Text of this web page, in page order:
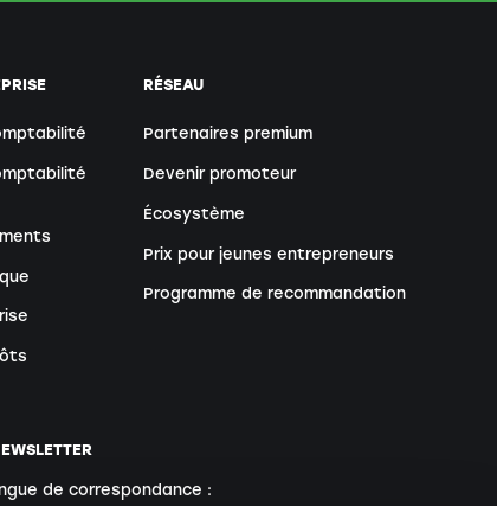
RÉSEAU
Partenaires premium
Devenir promoteur
Écosystème
Prix pour jeunes entrepreneurs
Programme de recommandation
de correspondance :